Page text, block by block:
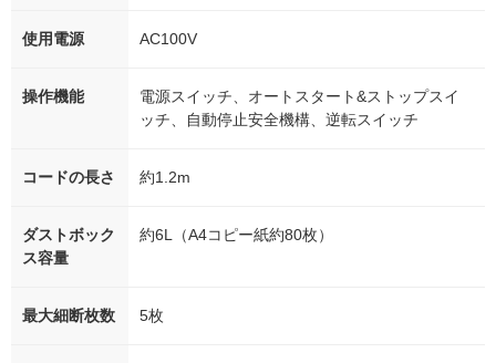
使用電源 AC100V
操作機能
電源スイッチ、オートスタート&ストップスイ
ッチ、自動停止安全機構、逆転スイッチ
コードの長さ 約1.2m
ダストボック
ス容量
約6L（A4コピー紙約80枚）
最大細断枚数 5枚